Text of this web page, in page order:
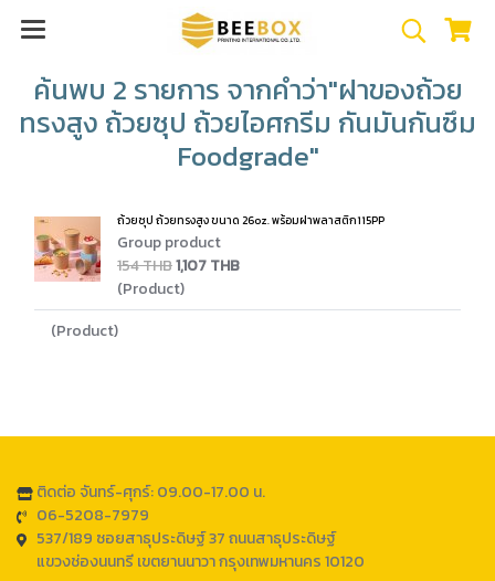
ค้นพบ 2 รายการ จากคำว่า"ฝาของถ้วย
ทรงสูง ถ้วยซุป ถ้วยไอศกรีม กันมันกันซึม
Foodgrade"
ถ้วยซุป ถ้วยทรงสูง ขนาด 26oz. พร้อมฝาพลาสติก115PP
Group product
154 THB1,107 THB
(Product)
(Product)
ติดต่อ จันทร์-ศุกร์: 09.00-17.00 น.
06-5208-7979
537/189 ซอยสาธุประดิษฐ์ 37 ถนนสาธุประดิษฐ์
แขวงช่องนนทรี เขตยานนาวา กรุงเทพมหานคร 10120